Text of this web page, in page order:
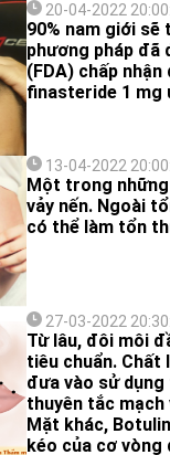
20-04-2022
90% nam giới
phương pháp đã được
(FDA) chấp
finasteride 1 mg
13-04-2022
Một trong những
vảy nến. Ngoài
có thể làm tổn
27-03-2022
Từ lâu, đôi môi
tiêu chuẩn. Chất
đưa vào sử
thuyên tắc
Mặt khác,
kéo của cơ vòng